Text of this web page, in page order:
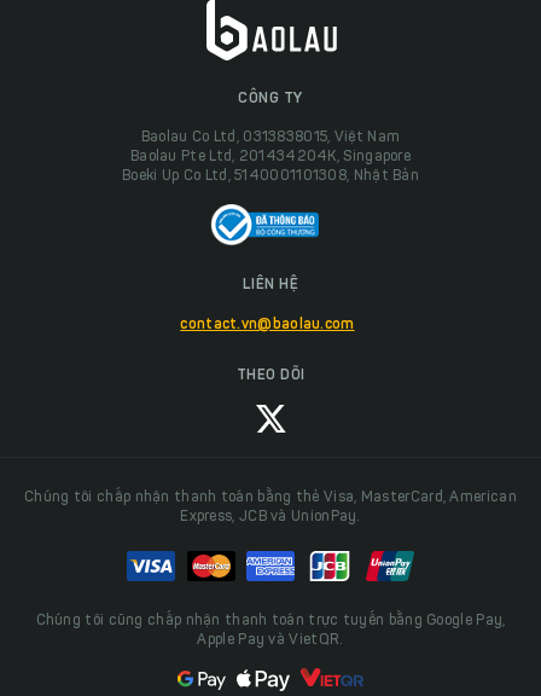
CÔNG TY
Baolau Co Ltd, 0313838015, Việt Nam
Baolau Pte Ltd, 201434204K, Singapore
Boeki Up Co Ltd, 5140001101308, Nhật Bản
LIÊN HỆ
contact.vn@baolau.com
THEO DÕI
Chúng tôi chấp nhận thanh toán bằng thẻ Visa, MasterCard, American
Express, JCB và UnionPay.
Chúng tôi cũng chấp nhận thanh toán trực tuyến bằng Google Pay,
Apple Pay và VietQR.